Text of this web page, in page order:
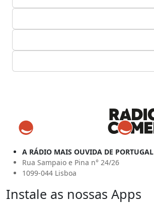
A RÁDIO MAIS OUVIDA DE PORTUGAL
Rua Sampaio e Pina n° 24/26
1099-044 Lisboa
Instale as nossas Apps